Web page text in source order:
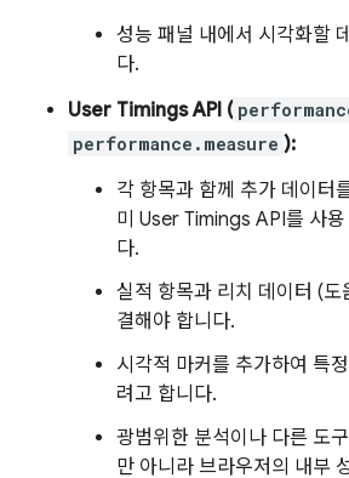
성능 패널 내에서 시각화할
다.
User Timings API (
performance.measure ):
각 항목과 함께 추가 데이터
미 User Timings API를 사용
다.
실적 항목과 리치 데이터 (도
결해야 합니다.
시각적 마커를 추가하여 특
려고 합니다.
광범위한 분석이나 다른 도
만 아니라 브라우저의 내부